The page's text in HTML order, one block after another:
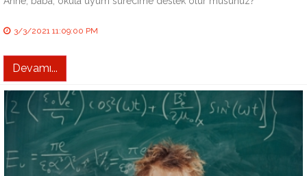
3/3/2021 11:09:00 PM
Devamı...